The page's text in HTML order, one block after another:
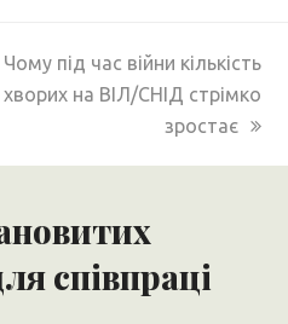
next
post:
Чому під час війни кількість
хворих на ВІЛ/СНІД стрімко
зростає
співпраці